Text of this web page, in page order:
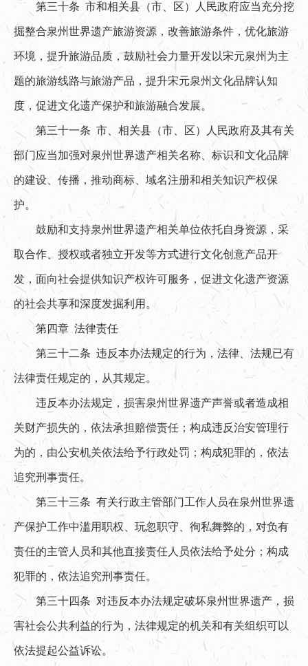
第三十条 市和相关县（市、区）人民政府应当充分挖
掘整合泉州世界遗产旅游资源，改善旅游条件，优化旅游
环境，提升旅游品质，鼓励社会力量开发以宋元泉州为主
题的旅游线路与旅游产品，提升宋元泉州文化品牌认知
度，促进文化遗产保护和旅游融合发展。
第三十一条 市、相关县（市、区）人民政府及其有关
部门应当加强对泉州世界遗产相关名称、标识和文化品牌
的建设、传播，推动商标、域名注册和相关知识产权保
护。
鼓励和支持泉州世界遗产相关单位依托自身资源，采
取合作、授权或者独立开发等方式进行文化创意产品开
发，面向社会提供知识产权许可服务，促进文化遗产资源
的社会共享和深度发掘利用。
第四章 法律责任
第三十二条 违反本办法规定的行为，法律、法规已有
法律责任规定的，从其规定。
违反本办法规定，损害泉州世界遗产声誉或者造成相
关财产损失的，依法承担赔偿责任；构成违反治安管理行
为的，由公安机关依法给予行政处罚；构成犯罪的，依法
追究刑事责任。
第三十三条 有关行政主管部门工作人员在泉州世界遗
产保护工作中滥用职权、玩忽职守、徇私舞弊的，对负有
责任的主管人员和其他直接责任人员依法给予处分；构成
犯罪的，依法追究刑事责任。
第三十四条 对违反本办法规定破坏泉州世界遗产，损
害社会公共利益的行为，法律规定的机关和有关组织可以
依法提起公益诉讼。